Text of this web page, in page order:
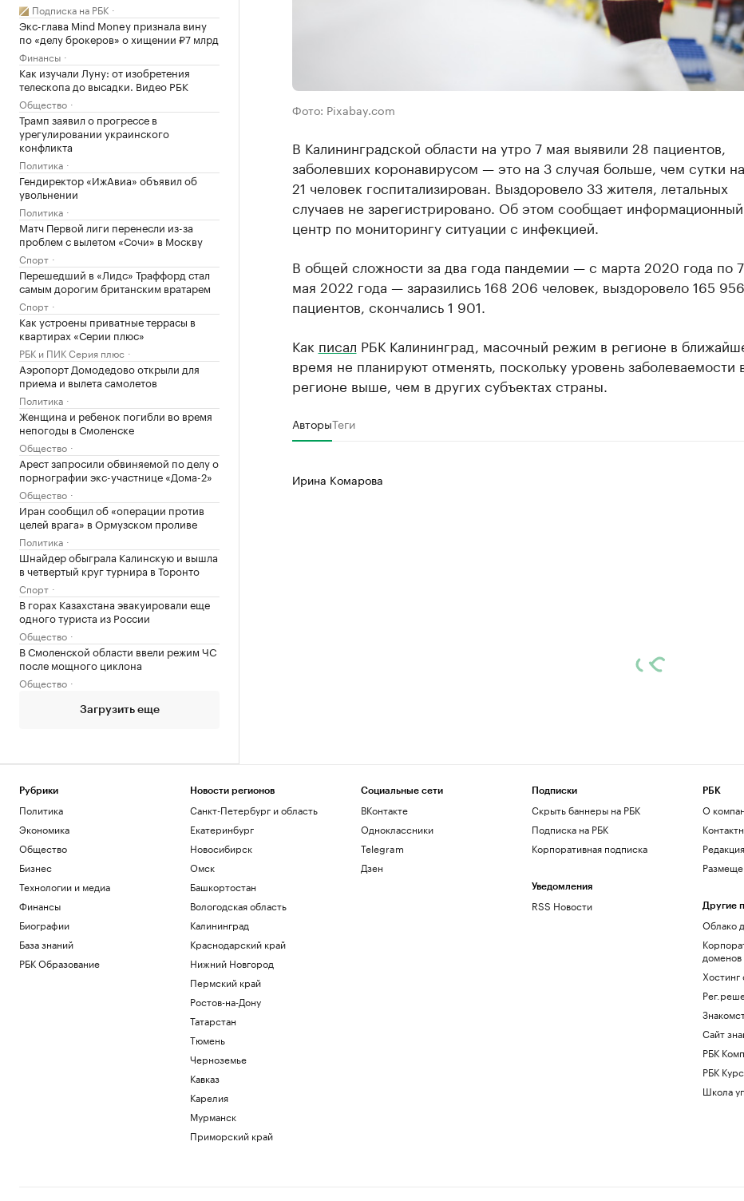
Подписка на РБК
Экс-глава Mind Money признала вину
по «делу брокеров» о хищении ₽7 млрд
Финансы
Как изучали Луну: от изобретения
телескопа до высадки. Видео РБК
Общество
Трамп заявил о прогрессе в
урегулировании украинского
конфликта
Политика
Гендиректор «ИжАвиа» объявил об
увольнении
Политика
Матч Первой лиги перенесли из-за
проблем с вылетом «Сочи» в Москву
Спорт
Перешедший в «Лидс» Траффорд стал
самым дорогим британским вратарем
Спорт
Как устроены приватные террасы в
квартирах «Серии плюс»
РБК и ПИК Серия плюс
Аэропорт Домодедово открыли для
приема и вылета самолетов
Политика
Женщина и ребенок погибли во время
непогоды в Смоленске
Общество
Арест запросили обвиняемой по делу о
порнографии экс-участнице «Дома-2»
Общество
Иран сообщил об «операции против
целей врага» в Ормузском проливе
Политика
Шнайдер обыграла Калинскую и вышла
в четвертый круг турнира в Торонто
Спорт
В горах Казахстана эвакуировали еще
одного туриста из России
Общество
В Смоленской области ввели режим ЧС
после мощного циклона
Общество
Загрузить еще
Фото: Pixabay.com
В Калининградской области на утро 7 мая выявили 28 пациентов,
заболевших коронавирусом — это на 3 случая больше, чем сутки
21 человек госпитализирован. Выздоровело 33 жителя, летальных
случаев не зарегистрировано. Об этом сообщает информационный
центр по мониторингу ситуации с инфекцией.
В общей сложности за два года пандемии — с марта 2020 года по 7
мая 2022 года — заразились 168 206 человек, выздоровело 165 956
пациентов, скончались 1 901.
Как писал РБК Калининград, масочный режим в регионе в
время не планируют отменять, поскольку уровень заболеваемости
регионе выше, чем в других субъектах страны.
АвторыТеги
Ирина Комарова
Рубрики
Политика
Экономика
Общество
Бизнес
Технологии и медиа
Финансы
Биографии
База знаний
РБК Образование
Новости регионов
Санкт-Петербург и область
Екатеринбург
Новосибирск
Омск
Башкортостан
Вологодская область
Калининград
Краснодарский край
Нижний Новгород
Пермский край
Ростов-на-Дону
Татарстан
Тюмень
Черноземье
Кавказ
Карелия
Мурманск
Приморский край
Социальные сети
ВКонтакте
Одноклассники
Telegram
Дзен
Подписки
Скрыть баннеры на РБК
Подписка на РБК
Корпоративная подписка
Уведомления
RSS Новости
РБК
О
Редакция
Другие
Облако
доменов
Хостинг
Сайт
РБК
РБК
Школа